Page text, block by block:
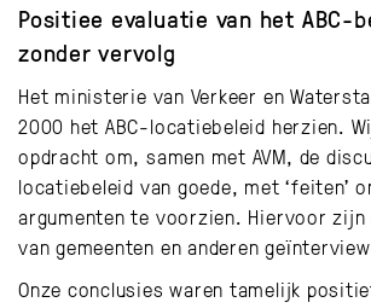
Positiee evaluatie van het ABC-
zonder vervolg
Het ministerie van Verkeer en
2000 het ABC-locatiebeleid herzien.
opdracht om, samen met AVM, de
locatiebeleid van goede, met ‘feiten’
argumenten te voorzien. Hiervoor
van gemeenten en anderen
Onze conclusies waren tamelijk